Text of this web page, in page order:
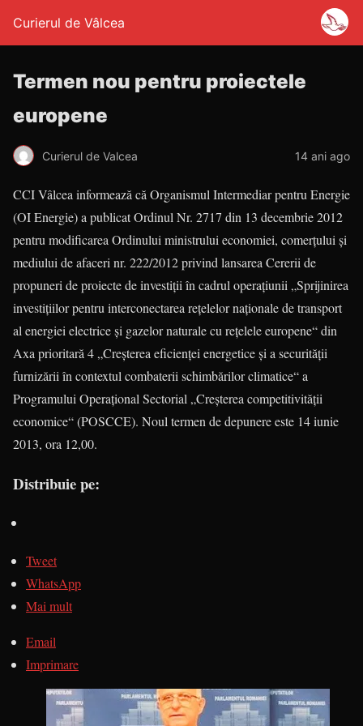
Curierul de Vâlcea
Termen nou pentru proiectele
europene
Curierul de Valcea 14 ani ago
CCI Vâlcea informează că Organismul Intermediar pentru Energie
(OI Energie) a publicat Ordinul Nr. 2717 din 13 decembrie 2012
pentru modificarea Ordinului ministrului economiei, comerţului şi
mediului de afaceri nr. 222/2012 privind lansarea Cererii de
propuneri de proiecte de investiţii în cadrul operaţiunii „Sprijinirea
investiţiilor pentru interconectarea reţelelor naţionale de transport
al energiei electrice şi gazelor naturale cu reţelele europene“ din
Axa prioritară 4 „Creşterea eficienţei energetice şi a securităţii
furnizării în contextul combaterii schimbărilor climatice“ a
Programului Operaţional Sectorial „Creşterea competitivităţii
economice“ (POSCCE). Noul termen de depunere este 14 iunie
2013, ora 12,00.
Distribuie pe:
Tweet
WhatsApp
Mai mult
Email
Imprimare